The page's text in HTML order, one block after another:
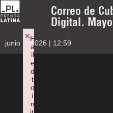
Correo de
Digital.
junio 1, 2026 | 12:59
F
a
il
e
d
t
o
i
n
×